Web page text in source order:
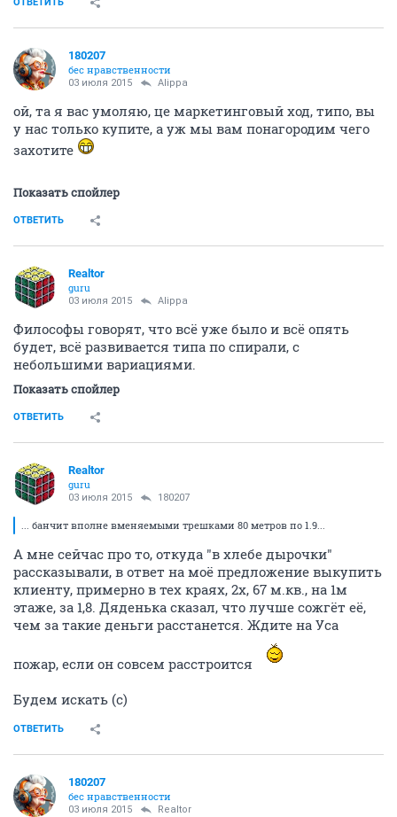
ОТВЕТИТЬ
180207
бес нравственности
03 июля 2015 Alippa
ой, та я вас умоляю, це маркетинговый ход, типо, вы
у нас только купите, а уж мы вам понагородим чего
захотите
Показать спойлер
ОТВЕТИТЬ
Realtor
guru
03 июля 2015 Alippa
Философы говорят, что всё уже было и всё опять
будет, всё развивается типа по спирали, с
небольшими вариациями.
Показать спойлер
ОТВЕТИТЬ
Realtor
guru
03 июля 2015 180207
... банчит вполне вменяемыми трешками 80 метров по 1.9...
А мне сейчас про то, откуда "в хлебе дырочки"
рассказывали, в ответ на моё предложение выкупить
клиенту, примерно в тех краях, 2х, 67 м.кв., на 1м
этаже, за 1,8. Дяденька сказал, что лучше сожгёт её,
чем за такие деньги расстанется. Ждите на Уса
пожар, если он совсем расстроится
Будем искать (с)
ОТВЕТИТЬ
180207
бес нравственности
03 июля 2015 Realtor